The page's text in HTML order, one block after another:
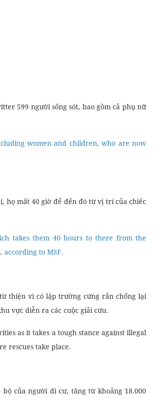
599 người sống sót, bao gồm cả phụ nữ
women and children, who are now
họ mất 40 giờ để đến đó từ vị trí của chiếc
takes them 40 hours to there from the
to MSF.
thiện vì có lập trường cứng rắn chống lại
vực diễn ra các cuộc giải cứu.
as it takes a tough stance against illegal
rescues take place.
của người di cư, tăng từ khoảng 18.000